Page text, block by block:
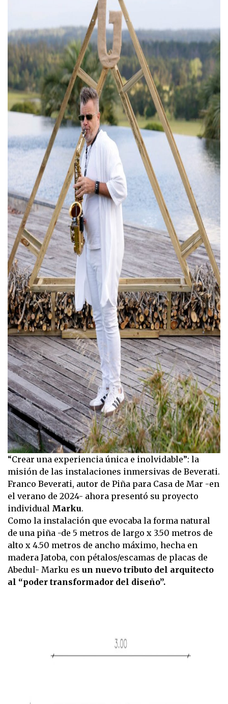
“Crear una experiencia única e inolvidable”: la
misión de las instalaciones inmersivas de Beverati.
Franco Beverati, autor de Piña para Casa de Mar -en
el verano de 2024- ahora presentó su proyecto
individual Marku.
Como la instalación que evocaba la forma natural
de una piña -de 5 metros de largo x 3.50 metros de
alto x 4.50 metros de ancho máximo, hecha en
madera Jatoba, con pétalos/escamas de placas de
Abedul- Marku es un nuevo tributo del arquitecto
al “poder transformador del diseño”.